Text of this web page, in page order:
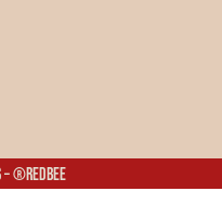
®Redbee